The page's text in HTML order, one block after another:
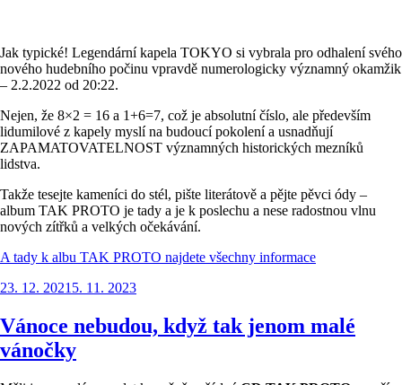
Jak typické! Legendární kapela TOKYO si vybrala pro odhalení svého
nového hudebního počinu vpravdě numerologicky významný okamžik
– 2.2.2022 od 20:22.
Nejen, že 8×2 = 16 a 1+6=7, což je absolutní číslo, ale především
lidumilové z kapely myslí na budoucí pokolení a usnadňují
ZAPAMATOVATELNOST významných historických mezníků
lidstva.
Takže tesejte kameníci do stél, pište literátově a pějte pěvci ódy –
album TAK PROTO je tady a je k poslechu a nese radostnou vlnu
nových zítřků a velkých očekávání.
A tady k albu TAK PROTO najdete všechny informace
Publikováno
23. 12. 2021 5. 11. 2023
Vánoce nebudou, když tak jenom malé
vánočky